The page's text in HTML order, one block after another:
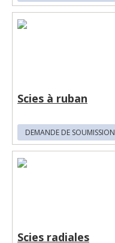
Scies à ruban
DEMANDE DE SOUMISSION
Scies radiales